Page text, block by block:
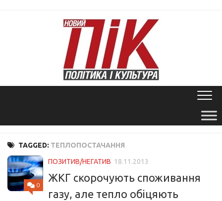
TAGGED: ТЕПЛОПОСТАЧАННЯ
0
ПОЗИТИВ/НЕГАТИВ 18.11.2013
ЖКГ скорочують споживання
газу, але тепло обіцяють